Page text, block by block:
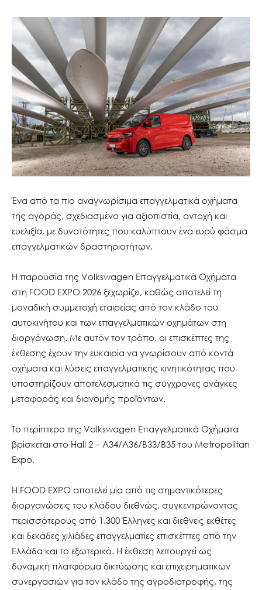
Ένα από τα πιο αναγνωρίσιμα επαγγελματικά οχήματα
της αγοράς, σχεδιασμένο για αξιοπιστία, αντοχή και
ευελιξία, με δυνατότητες που καλύπτουν ένα ευρύ φάσμα
επαγγελματικών δραστηριοτήτων.
Η παρουσία της Volkswagen Επαγγελματικά Οχήματα
στη FOOD EXPO 2026 ξεχωρίζει, καθώς αποτελεί τη
μοναδική συμμετοχή εταιρείας από τον κλάδο του
αυτοκινήτου και των επαγγελματικών οχημάτων στη
διοργάνωση. Με αυτόν τον τρόπο, οι επισκέπτες της
έκθεσης έχουν την ευκαιρία να γνωρίσουν από κοντά
οχήματα και λύσεις επαγγελματικής κινητικότητας που
υποστηρίζουν αποτελεσματικά τις σύγχρονες ανάγκες
μεταφοράς και διανομής προϊόντων.
Το περίπτερο της Volkswagen Επαγγελματικά Οχήματα
βρίσκεται στο Hall 2 – A34/A36/B33/B35 του Metropolitan
Expo.
Η FOOD EXPO αποτελεί μία από τις σημαντικότερες
διοργανώσεις του κλάδου διεθνώς, συγκεντρώνοντας
περισσότερους από 1.300 Έλληνες και διεθνείς εκθέτες
και δεκάδες χιλιάδες επαγγελματίες επισκέπτες από την
Ελλάδα και το εξωτερικό. Η έκθεση λειτουργεί ως
δυναμική πλατφόρμα δικτύωσης και επιχειρηματικών
συνεργασιών για τον κλάδο της αγροδιατροφής, της